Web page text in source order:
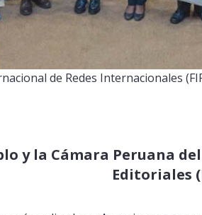
de Redes Internacionales
y la Cámara Peruana
Editoriales